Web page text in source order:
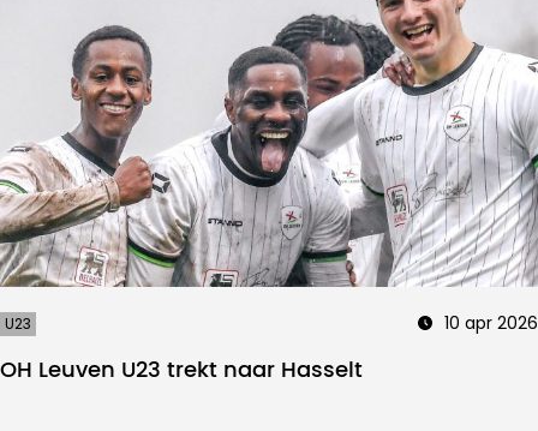
U23 10 apr 2026
OH Leuven U23 trekt naar Hasselt